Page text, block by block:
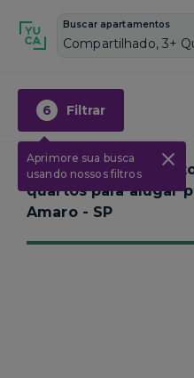
Buscar apartamentos
6 Filtrar
Aprimore sua busca
usando nossos filtros
Nenhum
quartos para alugar
Amaro - SP